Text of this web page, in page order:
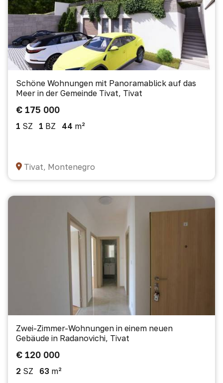
Schöne Wohnungen mit Panoramablick auf das
Meer in der Gemeinde Tivat, Tivat
€ 175 000
1 SZ 1 BZ 44 m²
Tivat, Montenegro
Zwei-Zimmer-Wohnungen in einem neuen
Gebäude in Radanovichi, Tivat
€ 120 000
2 SZ 63 m²